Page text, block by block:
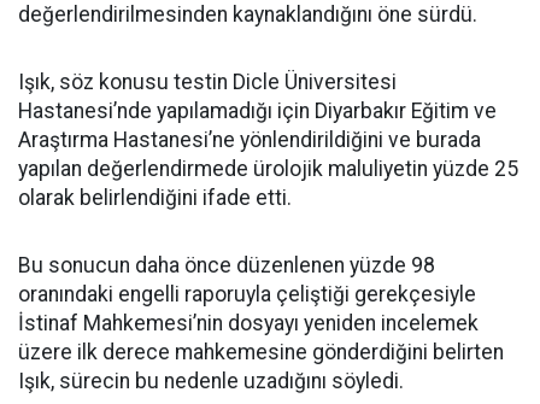
değerlendirilmesinden kaynaklandığını öne sürdü.
Işık, söz konusu testin Dicle Üniversitesi
Hastanesi’nde yapılamadığı için Diyarbakır Eğitim ve
Araştırma Hastanesi’ne yönlendirildiğini ve burada
yapılan değerlendirmede ürolojik maluliyetin yüzde 25
olarak belirlendiğini ifade etti.
Bu sonucun daha önce düzenlenen yüzde 98
oranındaki engelli raporuyla çeliştiği gerekçesiyle
İstinaf Mahkemesi’nin dosyayı yeniden incelemek
üzere ilk derece mahkemesine gönderdiğini belirten
Işık, sürecin bu nedenle uzadığını söyledi.